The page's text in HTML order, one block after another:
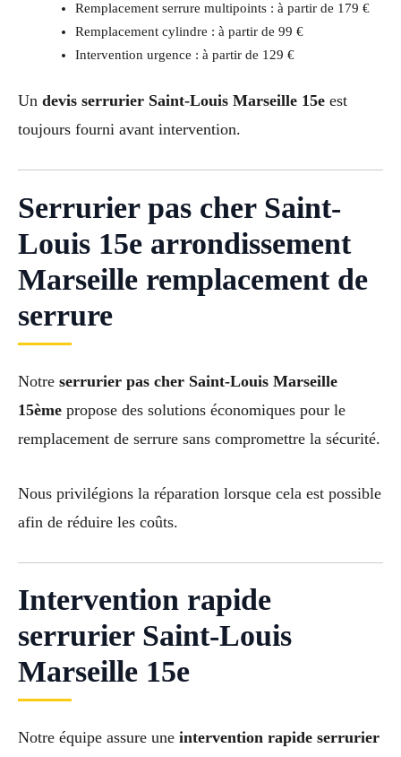
Remplacement serrure multipoints : à partir de 179 €
Remplacement cylindre : à partir de 99 €
Intervention urgence : à partir de 129 €
Un devis serrurier Saint-Louis Marseille 15e est
toujours fourni avant intervention.
Serrurier pas cher Saint-
Louis 15e arrondissement
Marseille remplacement de
serrure
Notre serrurier pas cher Saint-Louis Marseille
15ème propose des solutions économiques pour le
remplacement de serrure sans compromettre la sécurité.
Nous privilégions la réparation lorsque cela est possible
afin de réduire les coûts.
Intervention rapide
serrurier Saint-Louis
Marseille 15e
Notre équipe assure une intervention rapide serrurier